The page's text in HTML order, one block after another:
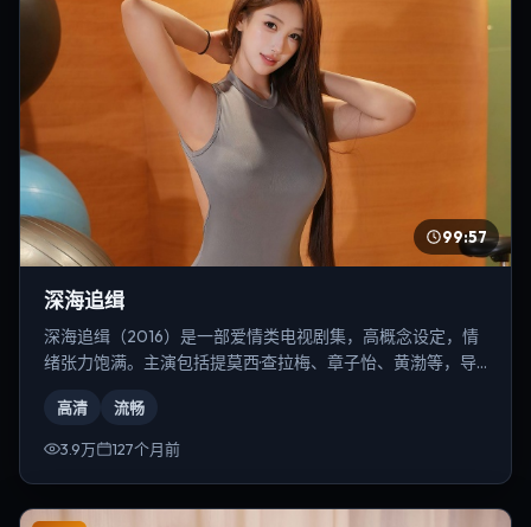
99:57
深海追缉
深海追缉（2016）是一部爱情类电视剧集，高概念设定，情
绪张力饱满。主演包括提莫西·查拉梅、章子怡、黄渤等，导
高清 流畅
3.9万 127个月前